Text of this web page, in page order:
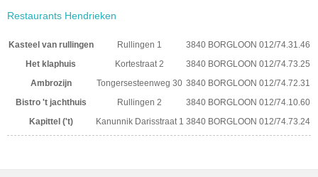
Restaurants Hendrieken
Kasteel van rullingen Rullingen 1 3840 BORGLOON 012/74.31.46
Het klaphuis
Kortestraat 2 3840 BORGLOON 012/74.73.25
Ambrozijn
Tongersesteenweg 30 3840 BORGLOON 012/74.72.31
Bistro 't jachthuis
Rullingen 2 3840 BORGLOON 012/74.10.60
Kapittel ('t)
Kanunnik Darisstraat 1 3840 BORGLOON 012/74.73.24